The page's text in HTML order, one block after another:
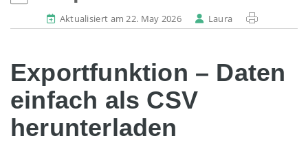
Aktualisiert am 22. May 2026 Laura
Exportfunktion – Daten
einfach als CSV
herunterladen